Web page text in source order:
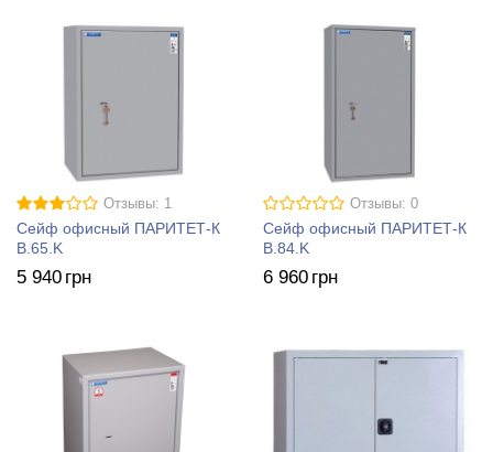
Отзывы: 1
Сейф офисный ПАРИТЕТ-К
B.65.K
5 940 грн
Отзывы: 0
Сейф офисный ПАРИТЕТ-К
B.84.K
6 960 грн